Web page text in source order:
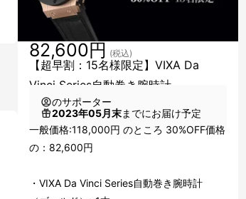
【超早割：15名様限定】VIXA Da
Vinci Series自動巻き腕時計
82,600円 (税込)
のサポーター
2023年05月末までにお届け予定
一般価格:118,000円 のところ 30%OFF価格
の：82,600円
・VIXA Da Vinci Series自動巻き腕時計